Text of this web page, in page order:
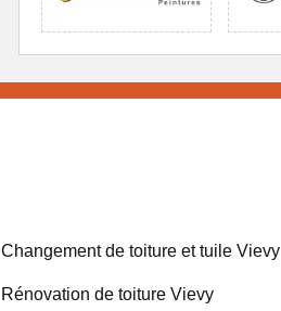
Changement de toiture et tuile Vievy
Rénovation de toiture Vievy